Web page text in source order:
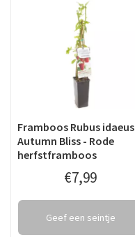
Framboos Rubus idaeus
Autumn Bliss - Rode
herfstframboos
€7,99
Geef een seintje